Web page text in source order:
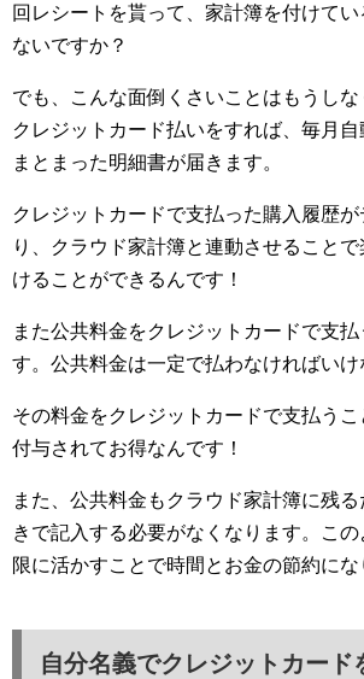
回レシートを貰って、家計簿を付けて
ないですか？
でも、こんな面倒くさいことはもうしな
クレジットカード払いをすれば、毎月
まとまった明細書が届きます。
クレジットカードで支払った購入履歴
り、クラウド家計簿と連動させること
けることができるんです！
また公共料金をクレジットカードで支払
す。公共料金は一定で払わなければいけ
その料金をクレジットカードで支払う
付与されてお得なんです！
また、公共料金もクラウド家計簿に残
きで記入する必要がなくなります。こ
限に活かすことで時間とお金の節約にな
自分名義でクレジットカード